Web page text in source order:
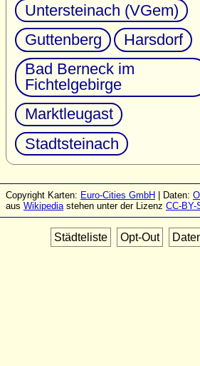
Untersteinach (VGem)
Guttenberg
Harsdorf
Bad Berneck im
Fichtelgebirge
Marktleugast
Stadtsteinach
Copyright Karten: Euro-Cities GmbH | Daten:
aus Wikipediastehen unter der Lizenz CC-BY-
Städteliste Opt-Out